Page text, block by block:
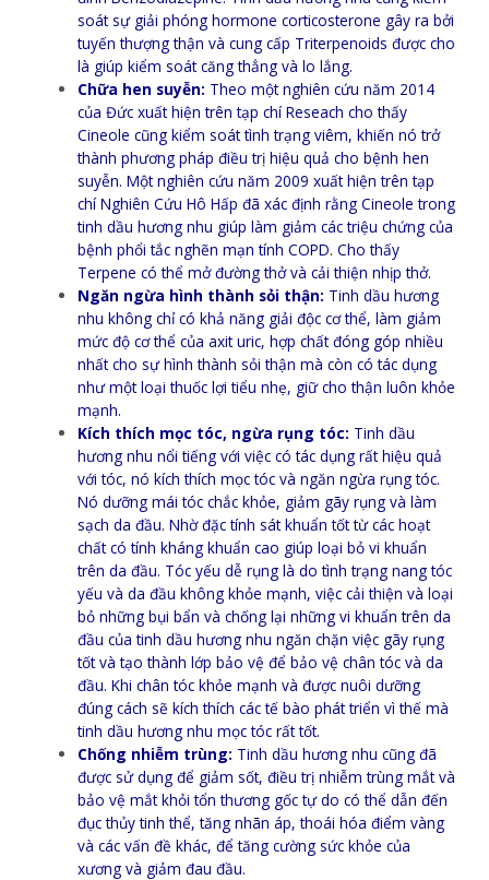
soát sự giải phóng hormone corticosterone gây ra bởi
tuyến thượng thận và cung cấp Triterpenoids được cho
là giúp kiểm soát căng thẳng và lo lắng.
Chữa hen suyễn: Theo một nghiên cứu năm 2014
của Đức xuất hiện trên tạp chí Reseach cho thấy
Cineole cũng kiểm soát tình trạng viêm, khiến nó trở
thành phương pháp điều trị hiệu quả cho bệnh hen
suyễn. Một nghiên cứu năm 2009 xuất hiện trên tạp
chí Nghiên Cứu Hô Hấp đã xác định rằng Cineole trong
tinh dầu hương nhu giúp làm giảm các triệu chứng của
bệnh phổi tắc nghẽn mạn tính COPD. Cho thấy
Terpene có thể mở đường thở và cải thiện nhịp thở.
Ngăn ngừa hình thành sỏi thận: Tinh dầu hương
nhu không chỉ có khả năng giải độc cơ thể, làm giảm
mức độ cơ thể của axit uric, hợp chất đóng góp nhiều
nhất cho sự hình thành sỏi thận mà còn có tác dụng
như một loại thuốc lợi tiểu nhẹ, giữ cho thận luôn khỏe
mạnh.
Kích thích mọc tóc, ngừa rụng tóc: Tinh dầu
hương nhu nổi tiếng với việc có tác dụng rất hiệu quả
với tóc, nó kích thích mọc tóc và ngăn ngừa rụng tóc.
Nó dưỡng mái tóc chắc khỏe, giảm gãy rụng và làm
sạch da đầu. Nhờ đặc tính sát khuẩn tốt từ các hoạt
chất có tính kháng khuẩn cao giúp loại bỏ vi khuẩn
trên da đầu. Tóc yếu dễ rụng là do tình trạng nang tóc
yếu và da đầu không khỏe mạnh, việc cải thiện và loại
bỏ những bụi bẩn và chống lại những vi khuẩn trên da
đầu của tinh dầu hương nhu ngăn chặn việc gãy rụng
tốt và tạo thành lớp bảo vệ để bảo vệ chân tóc và da
đầu. Khi chân tóc khỏe mạnh và được nuôi dưỡng
đúng cách sẽ kích thích các tế bào phát triển vì thế mà
tinh dầu hương nhu mọc tóc rất tốt.
Chống nhiễm trùng: Tinh dầu hương nhu cũng đã
được sử dụng để giảm sốt, điều trị nhiễm trùng mắt và
bảo vệ mắt khỏi tổn thương gốc tự do có thể dẫn đến
đục thủy tinh thể, tăng nhãn áp, thoái hóa điểm vàng
và các vấn đề khác, để tăng cường sức khỏe của
xương và giảm đau đầu.